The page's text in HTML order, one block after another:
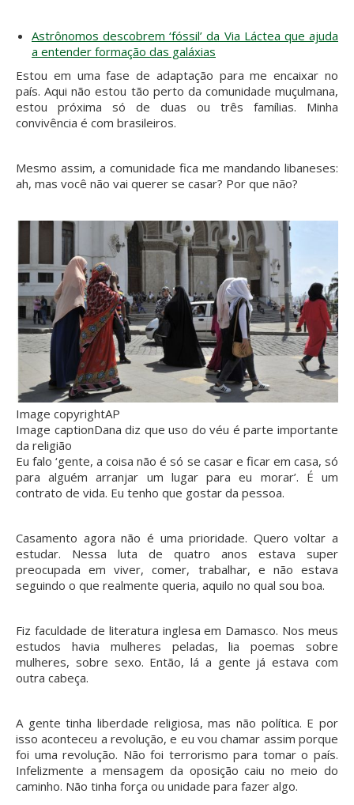
Astrônomos descobrem ‘fóssil’ da Via Láctea que ajuda
a entender formação das galáxias
Estou em uma fase de adaptação para me encaixar no
país. Aqui não estou tão perto da comunidade muçulmana,
estou próxima só de duas ou três famílias. Minha
convivência é com brasileiros.
Mesmo assim, a comunidade fica me mandando libaneses:
ah, mas você não vai querer se casar? Por que não?
Image copyrightAP
Image captionDana diz que uso do véu é parte importante
da religião
Eu falo ‘gente, a coisa não é só se casar e ficar em casa, só
para alguém arranjar um lugar para eu morar’. É um
contrato de vida. Eu tenho que gostar da pessoa.
Casamento agora não é uma prioridade. Quero voltar a
estudar. Nessa luta de quatro anos estava super
preocupada em viver, comer, trabalhar, e não estava
seguindo o que realmente queria, aquilo no qual sou boa.
Fiz faculdade de literatura inglesa em Damasco. Nos meus
estudos havia mulheres peladas, lia poemas sobre
mulheres, sobre sexo. Então, lá a gente já estava com
outra cabeça.
A gente tinha liberdade religiosa, mas não política. E por
isso aconteceu a revolução, e eu vou chamar assim porque
foi uma revolução. Não foi terrorismo para tomar o país.
Infelizmente a mensagem da oposição caiu no meio do
caminho. Não tinha força ou unidade para fazer algo.